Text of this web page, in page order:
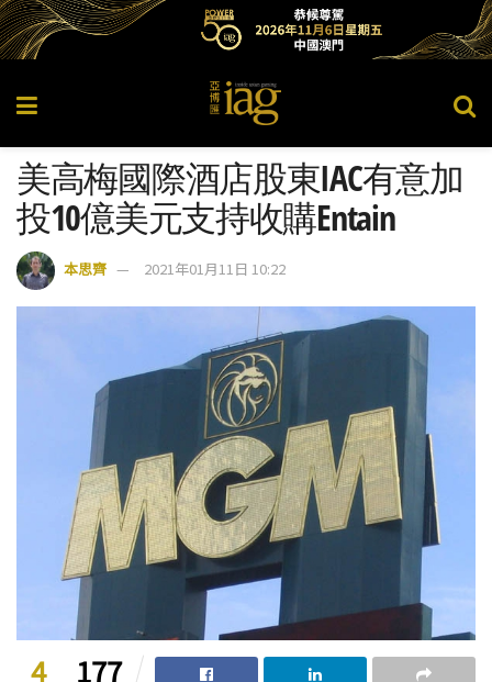
美高梅國際酒店股東IAC有意加
投10億美元支持收購Entain
本思齊 2021年01月11日 10:22
4 177